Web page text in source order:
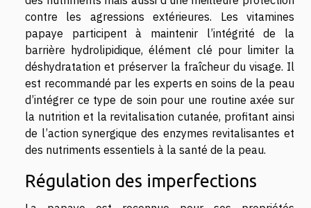
contre les agressions extérieures. Les vitamines
papaye participent à maintenir l’intégrité de la
barrière hydrolipidique, élément clé pour limiter la
déshydratation et préserver la fraîcheur du visage. Il
est recommandé par les experts en soins de la peau
d’intégrer ce type de soin pour une routine axée sur
la nutrition et la revitalisation cutanée, profitant ainsi
de l’action synergique des enzymes revitalisantes et
des nutriments essentiels à la santé de la peau.
Régulation des imperfections